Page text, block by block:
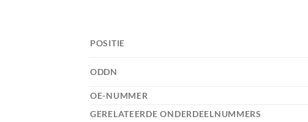
POSITIE
ODDN
OE-NUMMER
GERELATEERDE ONDERDEELNUMMERS